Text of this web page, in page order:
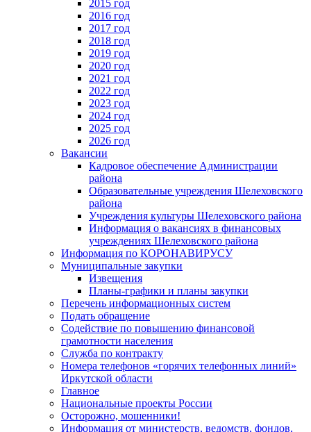
2015 год
2016 год
2017 год
2018 год
2019 год
2020 год
2021 год
2022 год
2023 год
2024 год
2025 год
2026 год
Вакансии
Кадровое обеспечение Администрации
района
Образовательные учреждения Шелеховского
района
Учреждения культуры Шелеховского района
Информация о вакансиях в финансовых
учреждениях Шелеховского района
Информация по КОРОНАВИРУСУ
Муниципальные закупки
Извещения
Планы-графики и планы закупки
Перечень информационных систем
Подать обращение
Содействие по повышению финансовой
грамотности населения
Служба по контракту
Номера телефонов «горячих телефонных линий»
Иркутской области
Главное
Национальные проекты России
Осторожно, мошенники!
Информация от министерств, ведомств, фондов,